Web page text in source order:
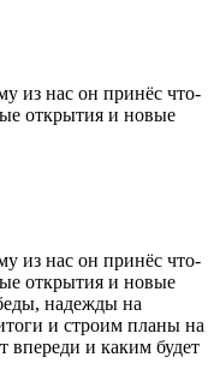
из нас он принёс что-
открытия и новые
из нас он принёс что-
открытия и новые
надежды на
и строим планы на
впереди и каким будет